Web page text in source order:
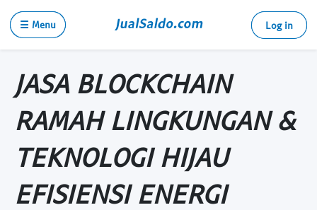
☰ Menu Log in
JASA BLOCKCHAIN
RAMAH LINGKUNGAN &
TEKNOLOGI HIJAU
EFISIENSI ENERGI